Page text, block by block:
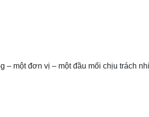
– một đơn vị – một đầu mối chịu trách